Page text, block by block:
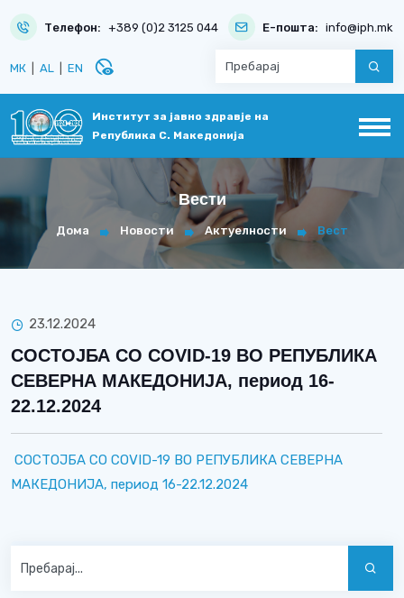
Телефон: +389 (0)2 3125 044 Е-пошта: info@iph.mk
МК AL EN disabled_visible
Институт за јавно здравје на
Република С. Македонија
Вести
Дома Новости Актуелности Вест
23.12.2024
СОСТОЈБА СО COVID-19 ВО РЕПУБЛИКА
СЕВЕРНА МАКЕДОНИЈА, период 16-
22.12.2024
СОСТОЈБА СО COVID-19 ВО РЕПУБЛИКА СЕВЕРНА
МАКЕДОНИЈА, период 16-22.12.2024